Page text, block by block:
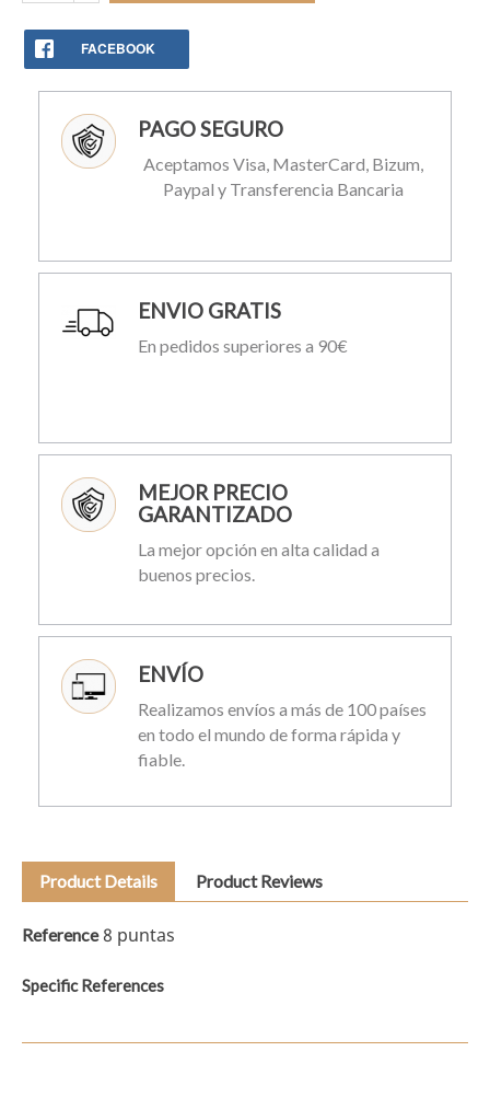
FACEBOOK
PAGO SEGURO
Aceptamos Visa, MasterCard, Bizum,
Paypal y Transferencia Bancaria
ENVIO GRATIS
En pedidos superiores a 90€
MEJOR PRECIO
GARANTIZADO
La mejor opción en alta calidad a
buenos precios.
ENVÍO
Realizamos envíos a más de 100 países
en todo el mundo de forma rápida y
fiable.
Product Details Product Reviews
Reference 8 puntas
Specific References